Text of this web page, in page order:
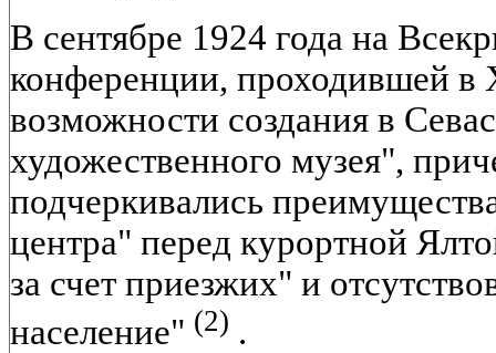
В сентябре 1924 года на
конференции, проходившей в
возможности создания в
художественного музея",
подчеркивались
центра" перед курортной
за счет приезжих" и
население" (2) .